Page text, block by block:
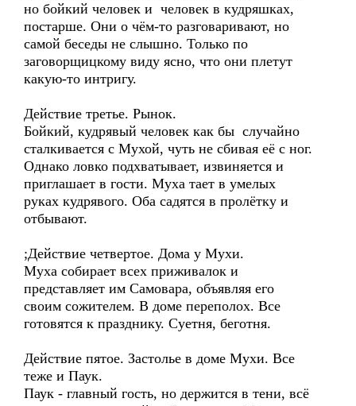
но бойкий человек и человек в кудряшках,
постарше. Они о чём-то разговаривают, но
самой беседы не слышно. Только по
заговорщицкому виду ясно, что они плетут
какую-то интригу.
Действие третье. Рынок.
Бойкий, кудрявый человек как бы случайно
сталкивается с Мухой, чуть не сбивая её с ног.
Однако ловко подхватывает, извиняется и
приглашает в гости. Муха тает в умелых
руках кудрявого. Оба садятся в пролётку и
отбывают.
;Действие четвертое. Дома у Мухи.
Муха собирает всех приживалок и
представляет им Самовара, объявляя его
своим сожителем. В доме переполох. Все
готовятся к празднику. Суетня, беготня.
Действие пятое. Застолье в доме Мухи. Все
теже и Паук.
Паук - главный гость, но держится в тени, всё